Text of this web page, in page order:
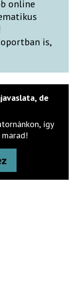
online
is,
de
így